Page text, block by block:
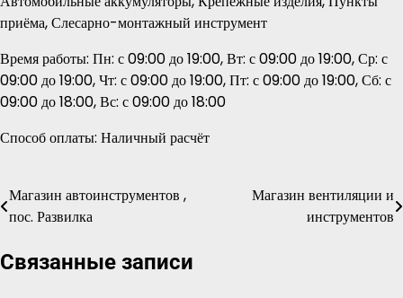
приёма, Слесарно-монтажный инструмент
Время работы: Пн: с 09:00 до 19:00, Вт: с 09:00 до 19:00, Ср: с
09:00 до 19:00, Чт: с 09:00 до 19:00, Пт: с 09:00 до 19:00, Сб: с
09:00 до 18:00, Вс: с 09:00 до 18:00
Способ оплаты: Наличный расчёт
Навигация
записям
Магазин автоинструментов ,
пос. Развилка
Магазин вентиляции и
инструментов
Связанные записи